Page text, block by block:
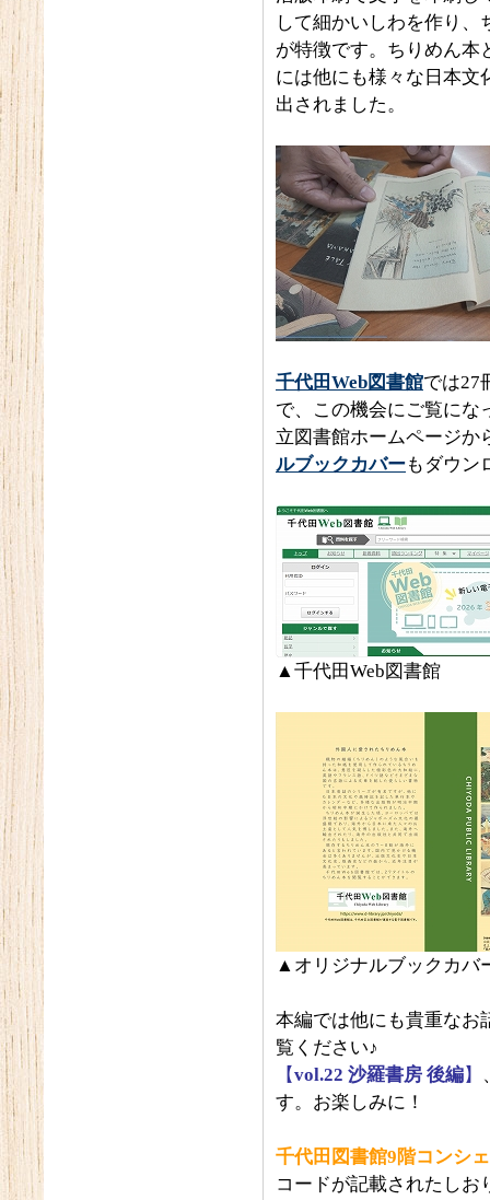
して細かいしわを作り
が特徴です。ちりめん本
には他にも様々な日本文
出されました。
千代田Web図書館では27
で、この機会にご覧にな
立図書館ホームページか
ルブックカバーもダウン
▲千代田Web図書館
▲オリジナルブックカバ
本編では他にも貴重なお
覧ください♪
【vol.22 沙羅書房 後編】
す。お楽しみに！
千代田図書館9階コンシ
コードが記載されたしお